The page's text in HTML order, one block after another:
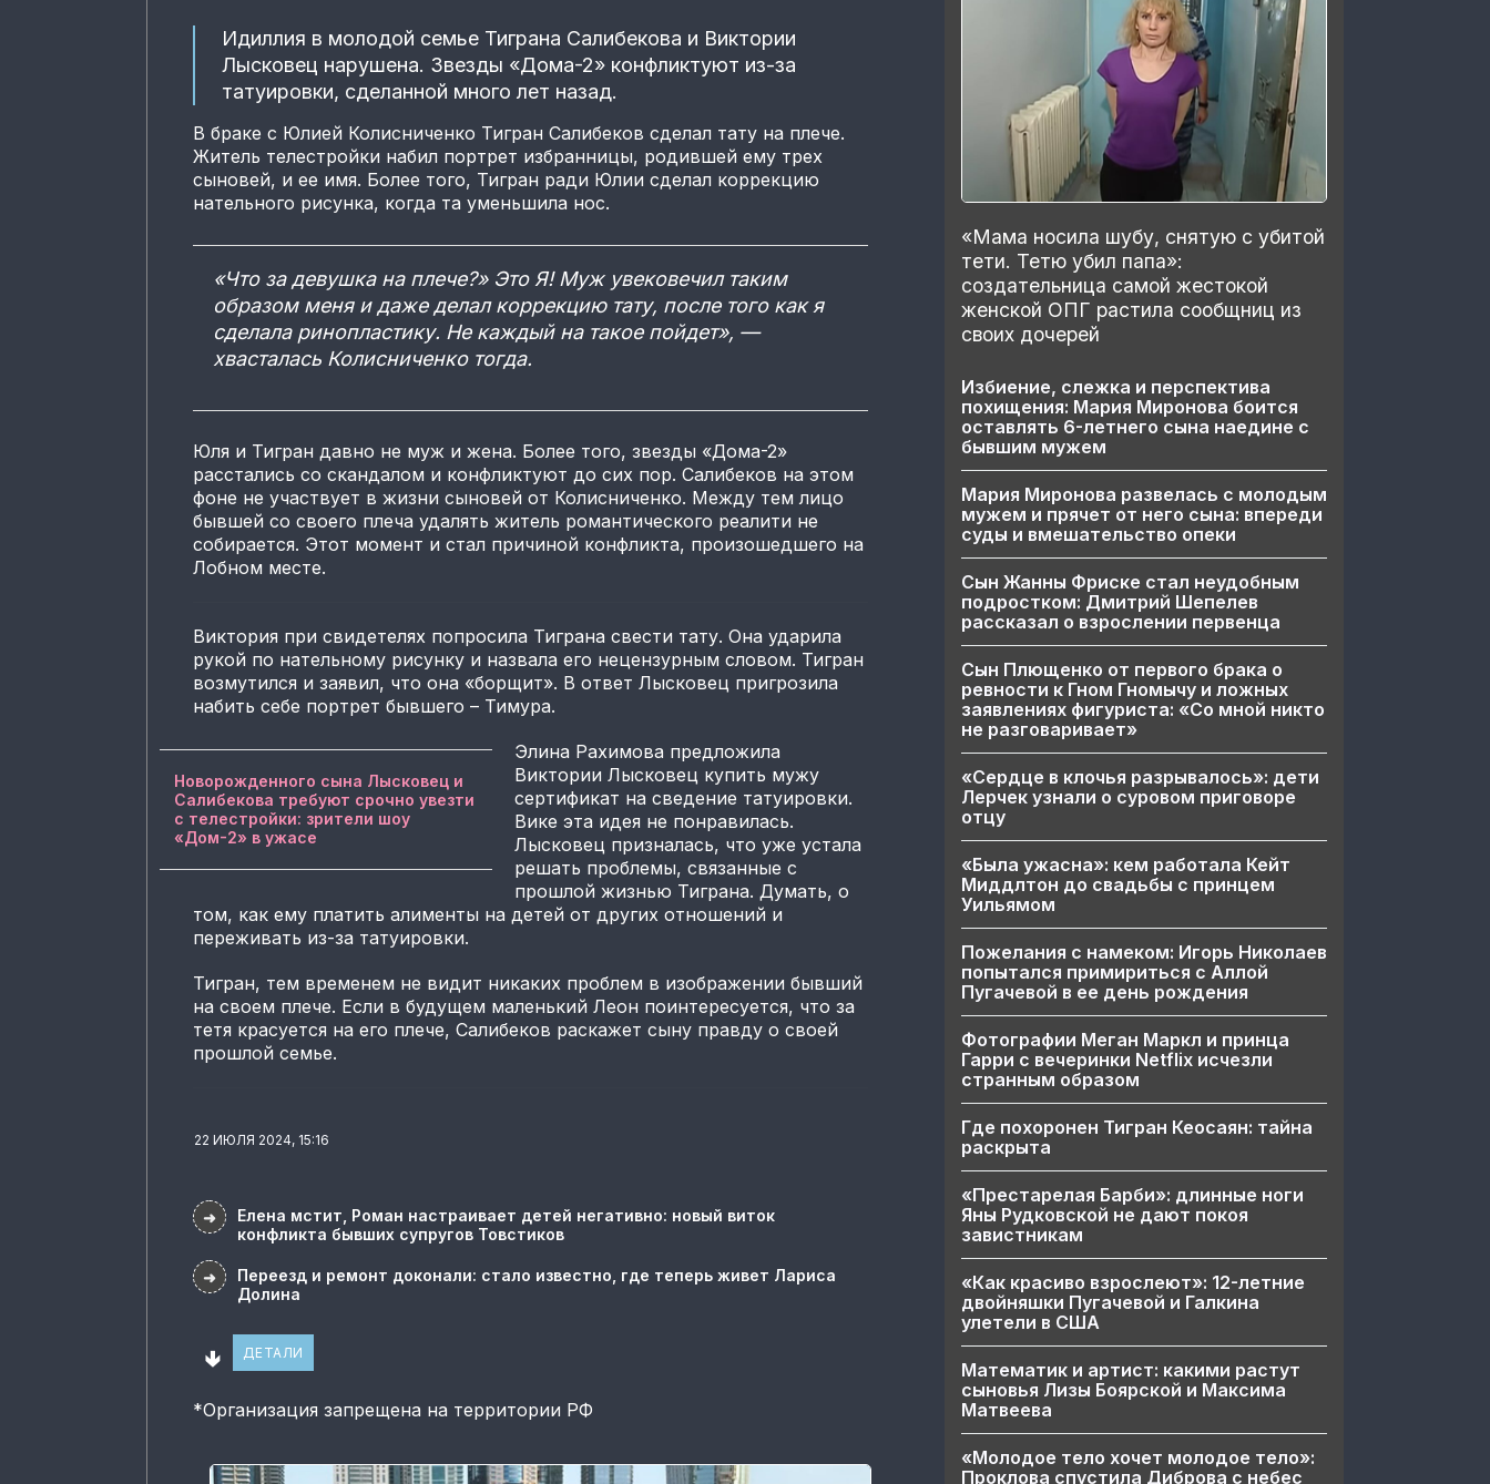
Идиллия в молодой семье Тиграна Салибекова и Виктории
Лысковец нарушена. Звезды «Дома-2» конфликтуют из-за
татуировки, сделанной много лет назад.
В браке с Юлией Колисниченко Тигран Салибеков сделал тату на плече.
Житель телестройки набил портрет избранницы, родившей ему трех
сыновей, и ее имя. Более того, Тигран ради Юлии сделал коррекцию
нательного рисунка, когда та уменьшила нос.
«Что за девушка на плече?» Это Я! Муж увековечил таким
образом меня и даже делал коррекцию тату, после того как я
сделала ринопластику. Не каждый на такое пойдет», —
хвасталась Колисниченко тогда.
Юля и Тигран давно не муж и жена. Более того, звезды «Дома-2»
расстались со скандалом и конфликтуют до сих пор. Салибеков на этом
фоне не участвует в жизни сыновей от Колисниченко. Между тем лицо
бывшей со своего плеча удалять житель романтического реалити не
собирается. Этот момент и стал причиной конфликта, произошедшего на
Лобном месте.
Виктория при свидетелях попросила Тиграна свести тату. Она ударила
рукой по нательному рисунку и назвала его нецензурным словом. Тигран
возмутился и заявил, что она «борщит». В ответ Лысковец пригрозила
набить себе портрет бывшего – Тимура.
Новорожденного сына Лысковец и
Салибекова требуют срочно увезти
с телестройки: зрители шоу
«Дом-2» в ужасе
Элина Рахимова предложила
Виктории Лысковец купить мужу
сертификат на сведение татуировки.
Вике эта идея не понравилась.
Лысковец призналась, что уже устала
решать проблемы, связанные с
прошлой жизнью Тиграна. Думать, о
том, как ему платить алименты на детей от других отношений и
переживать из-за татуировки.
Тигран, тем временем не видит никаких проблем в изображении бывший
на своем плече. Если в будущем маленький Леон поинтересуется, что за
тетя красуется на его плече, Салибеков раскажет сыну правду о своей
прошлой семье.
22 ИЮЛЯ 2024, 15:16
➜
Елена мстит, Роман настраивает детей негативно: новый виток
конфликта бывших супругов Товстиков
➜
Переезд и ремонт доконали: стало известно, где теперь живет Лариса
Долина
🢃 ДЕТАЛИ
*Организация запрещена на территории РФ
«Мама носила шубу, снятую с убитой
тети. Тетю убил папа»:
создательница самой жестокой
женской ОПГ растила сообщниц из
своих дочерей
Избиение, слежка и перспектива
похищения: Мария Миронова боится
оставлять 6-летнего сына наедине с
бывшим мужем
Мария Миронова развелась с молодым
мужем и прячет от него сына: впереди
суды и вмешательство опеки
Сын Жанны Фриске стал неудобным
подростком: Дмитрий Шепелев
рассказал о взрослении первенца
Сын Плющенко от первого брака о
ревности к Гном Гномычу и ложных
заявлениях фигуриста: «Со мной никто
не разговаривает»
«Сердце в клочья разрывалось»: дети
Лерчек узнали о суровом приговоре
отцу
«Была ужасна»: кем работала Кейт
Миддлтон до свадьбы с принцем
Уильямом
Пожелания с намеком: Игорь Николаев
попытался примириться с Аллой
Пугачевой в ее день рождения
Фотографии Меган Маркл и принца
Гарри с вечеринки Netflix исчезли
странным образом
Где похоронен Тигран Кеосаян: тайна
раскрыта
«Престарелая Барби»: длинные ноги
Яны Рудковской не дают покоя
завистникам
«Как красиво взрослеют»: 12-летние
двойняшки Пугачевой и Галкина
улетели в США
Математик и артист: какими растут
сыновья Лизы Боярской и Максима
Матвеева
«Молодое тело хочет молодое тело»:
Проклова спустила Диброва с небес